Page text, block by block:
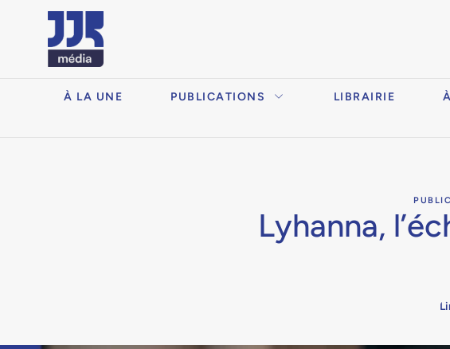
À LA UNE PUBLICATIONS LIBRAIRIE
Lyhanna,